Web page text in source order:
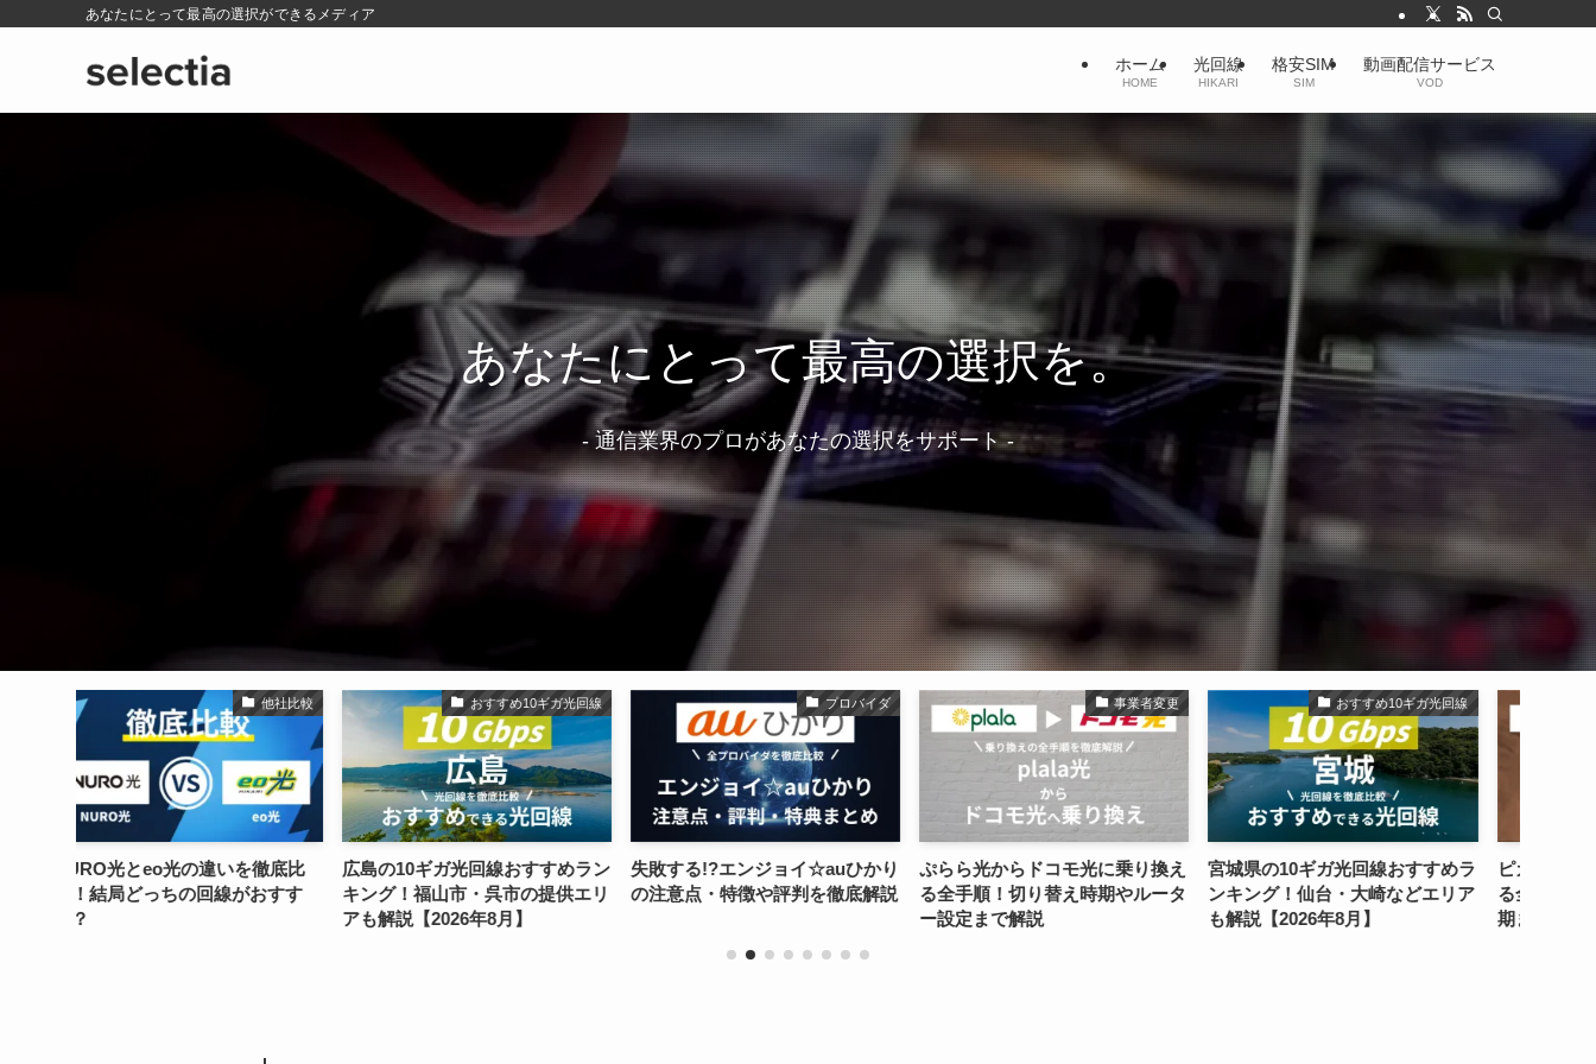
あなたにとって最高の選択ができるメディア
ホーム
HOME
光回線
HIKARI
格安SIM
SIM
動画配信サービス
VOD
あなたにとって最高の選択を。
- 通信業界のプロがあなたの選択をサポート -
おすすめ10ギガ光回線
広島の10ギガ光回線おすすめラン
キング！福山市・呉市の提供エリ
プロバイダ
失敗する!?エンジョイ☆auひかり
の注意点・特徴や評判を徹底解説
事業者変更
ぷらら光からドコモ光に乗り換え
る全手順！切り替え時期やルータ
おすすめ10ギガ光回線
宮城県の10ギガ光回線おすすめラ
ンキング！仙台・大崎などエリア
も解説【2026年8月】
乗り換え
ピカラ光からauひかりに乗り換え
る全手順！工事内容や切り替え時
期まで解説